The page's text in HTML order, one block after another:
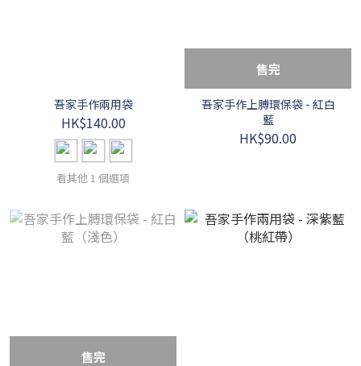
吾家手作兩用袋
HK$140.00
看其他 1 個選項
售完
吾家手作上膊環保袋 - 紅白
藍
HK$90.00
售完